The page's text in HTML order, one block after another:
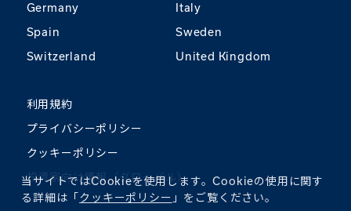
当サイトではCookieを使用します。Cookieの使用に関す
る詳細は「クッキーポリシー 」をご覧ください。
Germany
Italy
Spain
Sweden
Switzerland
United Kingdom
利用規約
プライバシーポリシー
クッキーポリシー
投資家向け情報（グローバル）